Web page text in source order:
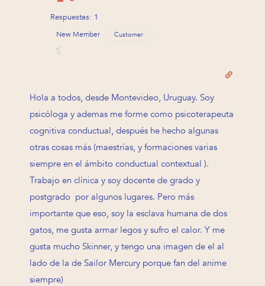
Respuestas: 1
New Member Customer
Hola a todos, desde Montevideo, Uruguay. Soy
psicóloga y ademas me forme como psicoterapeuta
cognitiva conductual, después he hecho algunas
otras cosas más (maestrías, y formaciones varias
siempre en el ámbito conductual contextual ).
Trabajo en clínica y soy docente de grado y
postgrado por algunos lugares. Pero más
importante que eso, soy la esclava humana de dos
gatos, me gusta armar legos y sufro el calor. Y me
gusta mucho Skinner, y tengo una imagen de el al
lado de la de Sailor Mercury porque fan del anime
siempre)